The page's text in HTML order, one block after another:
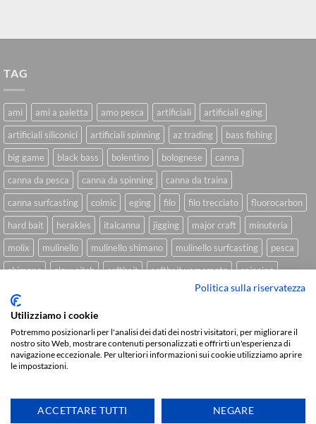
TAG
ami ami a paletta amo pesca artificiali
artificiali eging
artificiali siliconici
artificiali spinning az trading
bass fishing
big game
black bass bolentino bolognese
canna
canna da pesca
canna da spinning
canna da traina
canna surfcasting
colmic eging filo filo trecciato
fluorocarbon
hard bait
herakles italcanna jigging major craft
minuteria
molix
mulinello mulinello shimano mulinello surfcasting
pesca
shimano
slow pitch softbait softbait yamamoto
spinning
spinning inshore
trecciato trolling tubertini
Sviluppato daWe Blink Design
Delivery
CHI SIAMO BLOG FAQ CONTATTI
Copyright 2026 © IlMaestralePesca.it
Politica sulla riservatezza
Utilizziamo i cookie
Potremmo posizionarli per l'analisi dei dati dei nostri visitatori, per migliorare il
nostro sito Web, mostrare contenuti personalizzati e offrirti un'esperienza di
navigazione eccezionale. Per ulteriori informazioni sui cookie utilizziamo aprire
le impostazioni.
ACCETTARE TUTTI NEGARE